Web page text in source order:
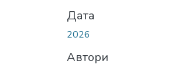
Дата
2026
Автори